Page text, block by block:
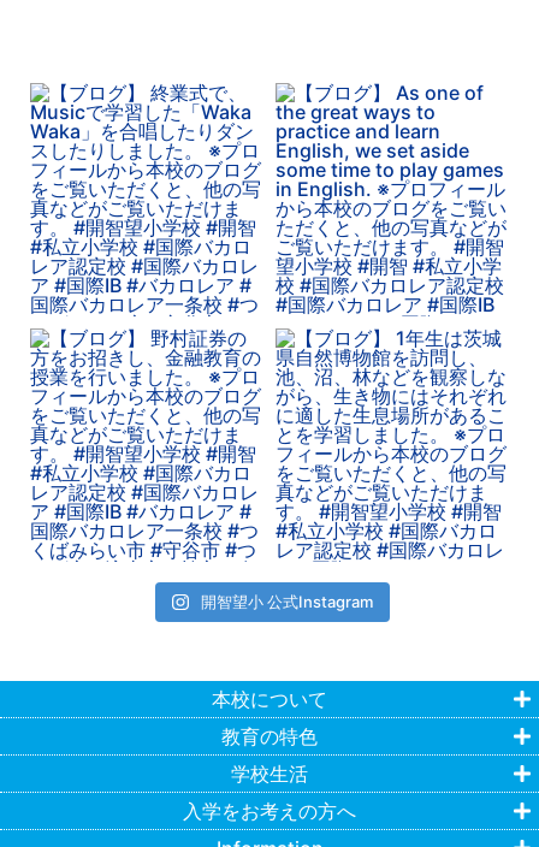
開智望小 公式Instagram
本校について
教育の特色
学校生活
入学をお考えの方へ